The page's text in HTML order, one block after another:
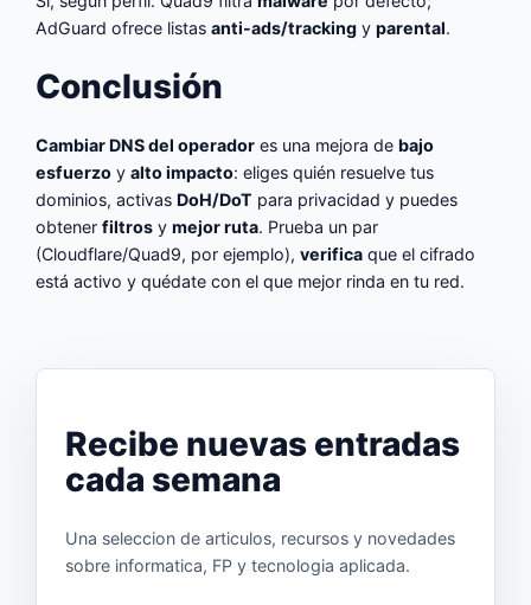
AdGuard ofrece listasanti-ads/tracking yparental.
Conclusión
Cambiar DNS del operador es una mejora debajo
esfuerzo yalto impacto: eliges quién resuelve tus
dominios, activasDoH/DoT para privacidad y puedes
obtenerfiltros ymejor ruta. Prueba un par
(Cloudflare/Quad9, por ejemplo),verifica que el cifrado
está activo y quédate con el que mejor rinda en tu red.
Recibe nuevas entradas
cada semana
Una seleccion de articulos, recursos y novedades
sobre informatica, FP y tecnologia aplicada.